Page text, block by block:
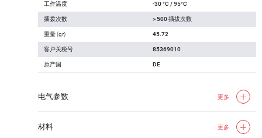
工作温度 -30 °C / 95°C
插拨次数 > 500 插拔次数
重量 (gr) 45.72
客户关税号 85369010
原产国 DE
电气参数 更多
材料 更多